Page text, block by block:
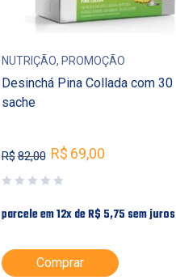
NUTRIÇÃO, PROMOÇÃO
Desinchá Pina Collada com 30
sache
R$82,00 R$ 69,00
parcele em 12x deR$ 5,75 sem juros
Comprar